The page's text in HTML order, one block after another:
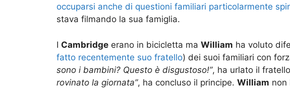
occuparsi anche di questioni familiari particolarmente
stava filmando la sua famiglia.
I Cambridge erano in bicicletta ma William ha voluto
fatto recentemente suo fratello) dei suoi familiari con
sono i bambini? Questo è disgustoso!”, ha urlato il
rovinato la giornata”, ha concluso il principe. William non